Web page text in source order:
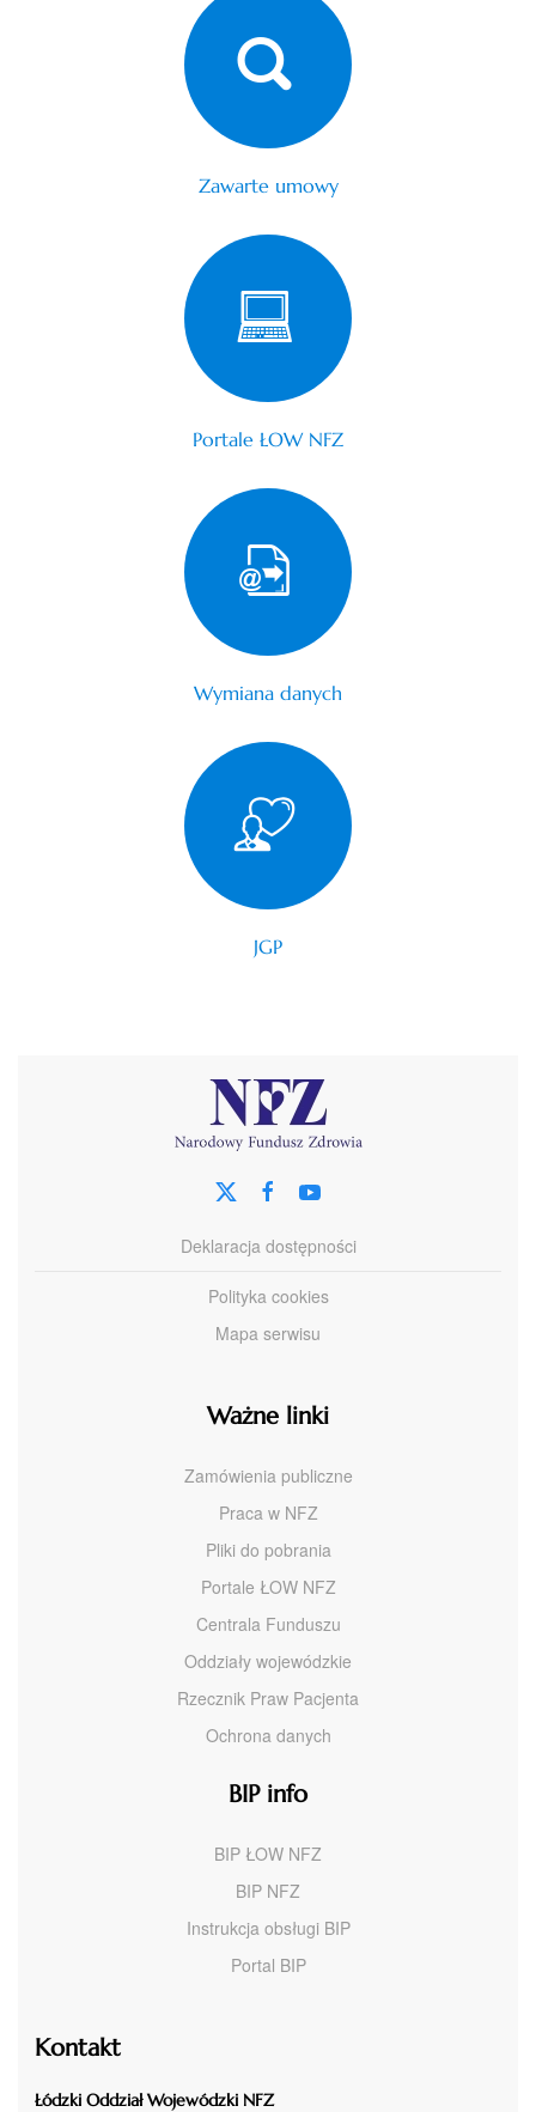
Zawarte umowy
Portale ŁOW NFZ
Wymiana danych
JGP
Deklaracja dostępności
Polityka cookies
Mapa serwisu
Ważne linki
Zamówienia publiczne
Praca w NFZ
Pliki do pobrania
Portale ŁOW NFZ
Centrala Funduszu
Oddziały wojewódzkie
Rzecznik Praw Pacjenta
Ochrona danych
BIP info
BIP ŁOW NFZ
BIP NFZ
Instrukcja obsługi BIP
Portal BIP
Kontakt
Łódzki Oddział Wojewódzki NFZ